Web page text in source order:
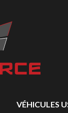
VÉHICULES